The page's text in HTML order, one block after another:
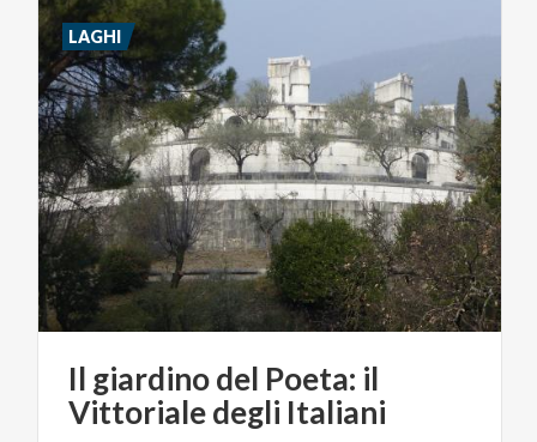
Il giardinodel Poeta: il
Vittorialedegli Italiani
LAGHI